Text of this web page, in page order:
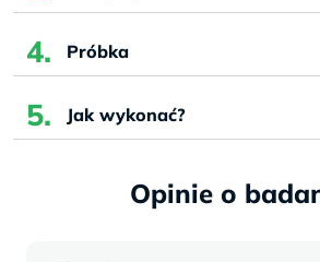
Próbka
Jak wykonać?
Opinie